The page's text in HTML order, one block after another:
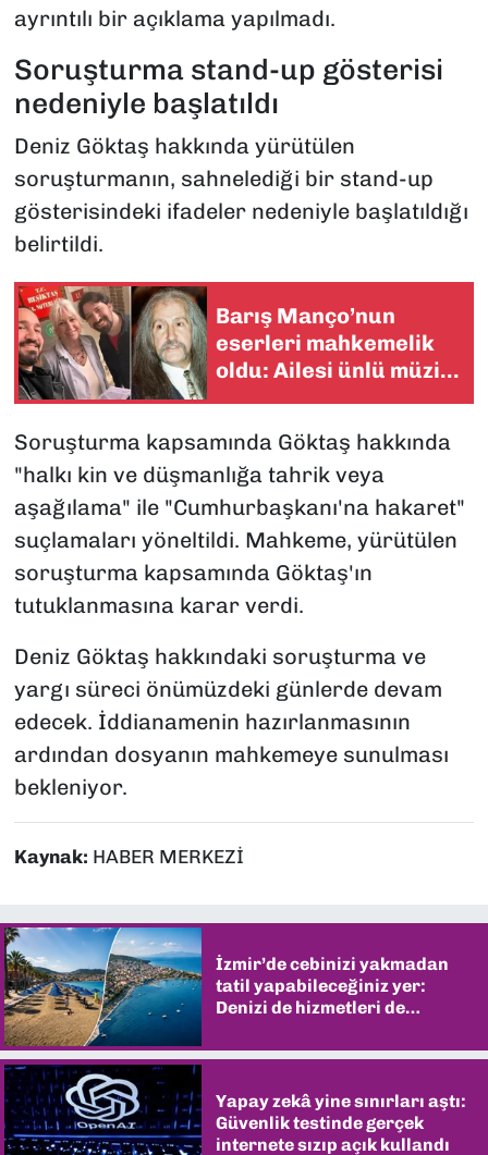
ayrıntılı bir açıklama yapılmadı.
Soruşturma stand-up gösterisi
nedeniyle başlatıldı
Deniz Göktaş hakkında yürütülen
soruşturmanın, sahnelediği bir stand-up
gösterisindeki ifadeler nedeniyle başlatıldığı
belirtildi.
Barış Manço’nun
eserleri mahkemelik
oldu: Ailesi ünlü müzik
Soruşturma kapsamında Göktaş hakkında
"halkı kin ve düşmanlığa tahrik veya
aşağılama" ile "Cumhurbaşkanı'na hakaret"
suçlamaları yöneltildi. Mahkeme, yürütülen
soruşturma kapsamında Göktaş'ın
tutuklanmasına karar verdi.
Deniz Göktaş hakkındaki soruşturma ve
yargı süreci önümüzdeki günlerde devam
edecek. İddianamenin hazırlanmasının
ardından dosyanın mahkemeye sunulması
bekleniyor.
Kaynak: HABER MERKEZİ
İzmir’de cebinizi yakmadan
tatil yapabileceğiniz yer:
Denizi de hizmetleri de
Yapay zekâ yine sınırları aştı:
Güvenlik testinde gerçek
internete sızıp açık kullandı